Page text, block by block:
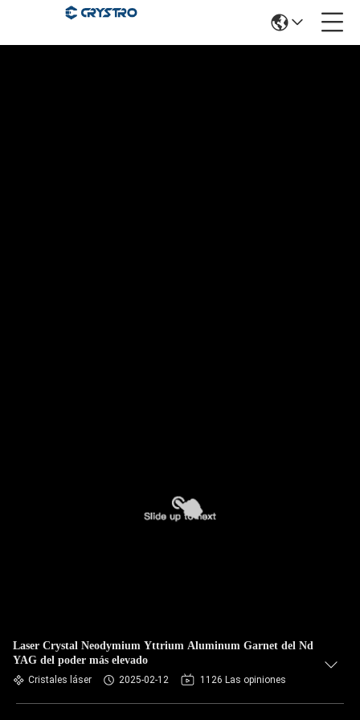
Laser Crystal Neodymium Yttrium Aluminum Garnet del Nd
YAG del poder más elevado
Cristales láser 2025-02-12 1126 Las opiniones